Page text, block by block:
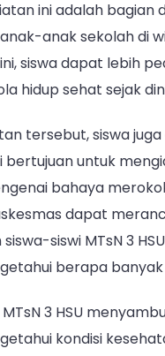
ini adalah bagian
anak sekolah di
siswa dapat lebih
hidup sehat sejak
tersebut, siswa
bertujuan untuk
bahaya
dapat
siswi MTsN 3
berapa banyak
MTsN 3 HSU
kondisi